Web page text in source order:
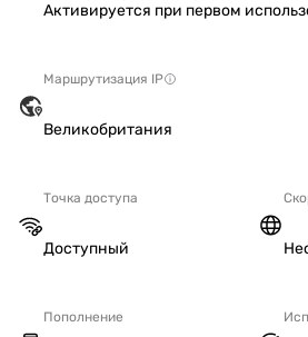
Активируется при первом
Маршрутизация IP
Великобритания
Точка доступа
Доступный
Пополнение